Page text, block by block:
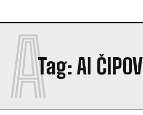
Tag: AI ČIPOVI
A